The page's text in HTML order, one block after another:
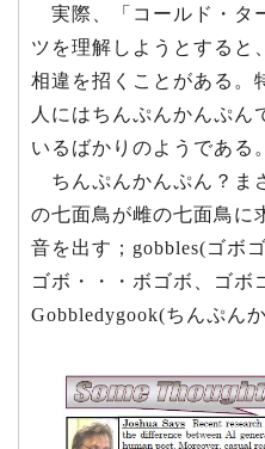
実際、「コールド・タ
ツを理解しようとすると
相違を招くことがある。
人にはちんぷんかんぷん
いるばかりのようである。
ちんぷんかんぷん？ま
の七面鳥が雌の七面鳥に
音を出す；gobbles(ゴボ
ゴボ・・・ボゴボ、ゴボ
Gobbledygook(ちんぷん